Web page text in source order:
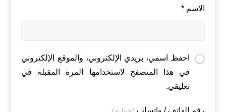
الاسم*
احفظ اسمي، بريدي الإلكتروني، والموقع الإلكتروني
في هذا المتصفح لاستخدامها المرة المقبلة في
تعليقي.